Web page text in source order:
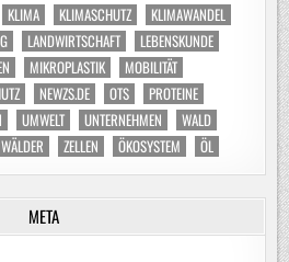
KLIMA KLIMASCHUTZ
KLIMAWANDEL
LANDWIRTSCHAFT
LEBENSKUNDE
MIKROPLASTIK
MOBILITÄT
NEWZS.DE OTS
PROTEINE
UMWELT UNTERNEHMEN
WALD
WÄLDER ZELLEN ÖKOSYSTEM ÖL
META